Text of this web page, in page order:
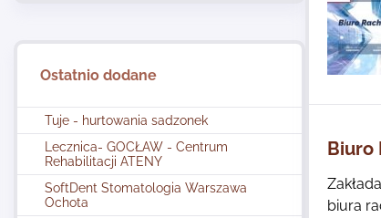
Ostatnio dodane
Tuje - hurtowania sadzonek
Lecznica- GOCŁAW - Centrum
Rehabilitacji ATENY
SoftDent Stomatologia Warszawa
Ochota
Biuro
biura